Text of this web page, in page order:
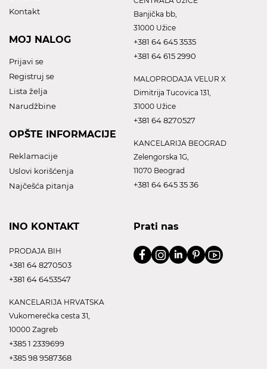
Kontakt
MOJ NALOG
Prijavi se
Registruj se
Lista želja
Narudžbine
OPŠTE INFORMACIJE
Reklamacije
Uslovi korišćenja
Najčešća pitanja
Banjička bb,
31000 Užice
+381 64 645 3535
+381 64 615 2990
MALOPRODAJA VELUR X
Dimitrija Tucovica 131,
31000 Užice
+381 64 8270527
KANCELARIJA BEOGRAD
Zelengorska 1G,
11070 Beograd
+381 64 645 35 36
INO KONTAKT
PRODAJA BIH
+381 64 8270503
+381 64 6453547
KANCELARIJA HRVATSKA
Vukomerečka cesta 31,
10000 Zagreb
+385 1 2339699
+385 98 9587368
Prati nas